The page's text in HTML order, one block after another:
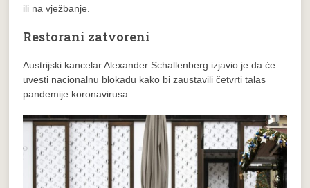
ili na vježbanje.
Restorani zatvoreni
Austrijski kancelar Alexander Schallenberg izjavio je da će
uvesti nacionalnu blokadu kako bi zaustavili četvrti talas
pandemije koronavirusa.